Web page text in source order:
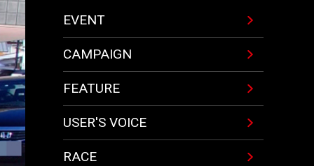
EVENT
CAMPAIGN
FEATURE
USER'S VOICE
RACE